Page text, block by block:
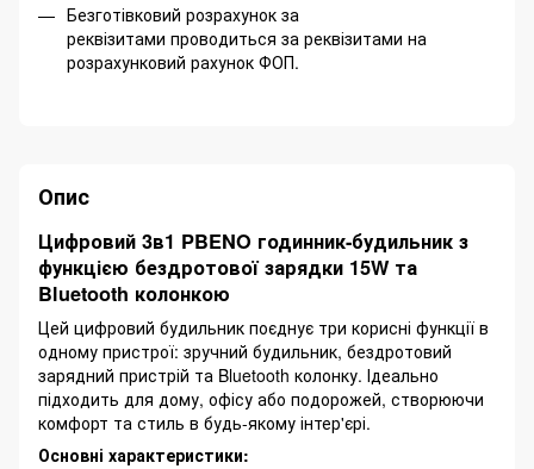
Безготівковий розрахунок за
реквізитами проводиться за реквізитами на
розрахунковий рахунок ФОП.
Опис
Цифровий 3в1 PBENO годинник-будильник з
функцією бездротової зарядки 15W та
Bluetooth колонкою
Цей цифровий будильник поєднує три корисні функції в
одному пристрої: зручний будильник, бездротовий
зарядний пристрій та Bluetooth колонку. Ідеально
підходить для дому, офісу або подорожей, створюючи
комфорт та стиль в будь-якому інтер'єрі.
Основні характеристики: